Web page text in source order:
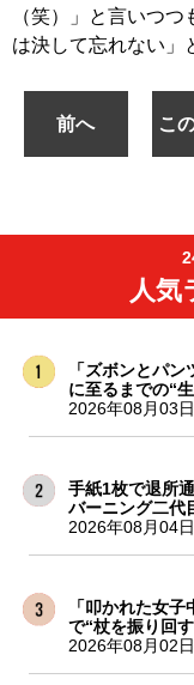
（笑）」と言いつ
は決して忘れない」
前へ こ
人気
「ズボンとパ
に至るまでの“
2026年08月03日
手紙1枚で退所
バーニング二代
2026年08月04日
「叩かれた女
で“杖を振り回
2026年08月02日